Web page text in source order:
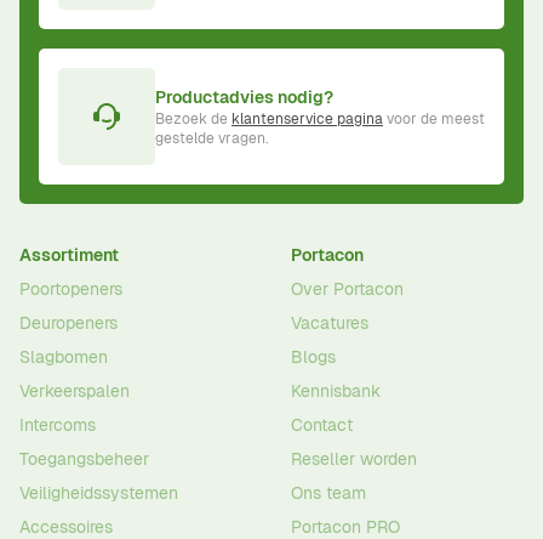
Productadvies nodig?
Bezoek de klantenservice paginavoor de meest
gestelde vragen.
Assortiment
Poortopeners
Deuropeners
Slagbomen
Verkeerspalen
Intercoms
Toegangsbeheer
Veiligheidssystemen
Accessoires
Portacon
Over Portacon
Vacatures
Blogs
Kennisbank
Contact
Reseller worden
Ons team
Portacon PRO